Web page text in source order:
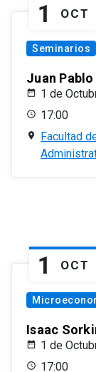
1 OCT
Seminarios
Juan
1 de
17:00
Facultad
1 OCT
Isaac
1 de
17:00